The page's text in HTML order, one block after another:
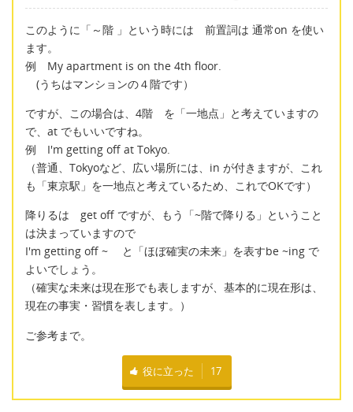
このように「～階 」という時には 前置詞は 通常on を使い
ます。
例 My apartment is on the 4th floor.
(うちはマンションの４階です）
ですが、この場合は、4階 を「一地点」と考えていますの
で、at でもいいですね。
例 I'm getting off at Tokyo.
（普通、Tokyoなど、広い場所には、in が付きますが、これ
も「東京駅」を一地点と考えているため、これでOKです）
降りるは get off ですが、もう「~階で降りる」ということ
は決まっていますので
I'm getting off ~ と「ほぼ確実の未来」を表すbe ~ing で
よいでしょう。
（確実な未来は現在形でも表しますが、基本的に現在形は、
現在の事実・習慣を表します。）
ご参考まで。
役に立った 17